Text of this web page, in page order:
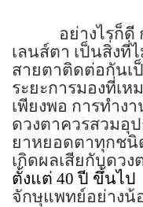
อย่างไรก็ดี
เลนส์ตา เป็นสิ่งที่
สายตาติดต่อกันเ
ระยะการมองที่เ
เพียงพอ การทำง
ดวงตาควรสวมอุ
ยาหยอดตาทุกชนิ
เกิดผลเสียกับดว
ตั้งแต่ 40 ปี ขึ้นไป
จักษุแพทย์อย่างน้